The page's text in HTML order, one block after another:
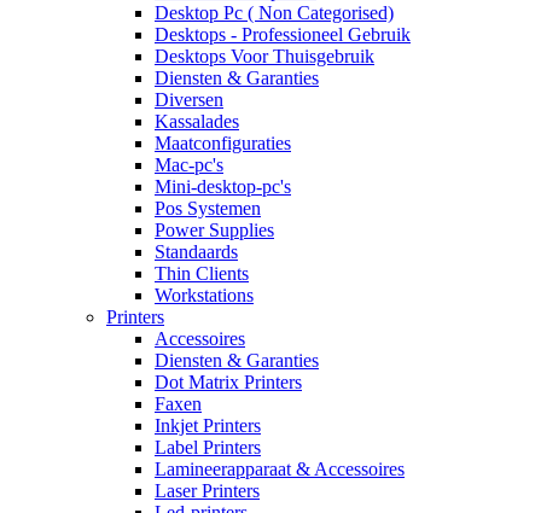
Desktop Pc ( Non Categorised)
Desktops - Professioneel Gebruik
Desktops Voor Thuisgebruik
Diensten & Garanties
Diversen
Kassalades
Maatconfiguraties
Mac-pc's
Mini-desktop-pc's
Pos Systemen
Power Supplies
Standaards
Thin Clients
Workstations
Printers
Accessoires
Diensten & Garanties
Dot Matrix Printers
Faxen
Inkjet Printers
Label Printers
Lamineerapparaat & Accessoires
Laser Printers